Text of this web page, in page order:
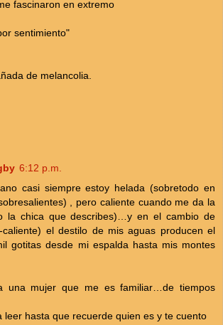
fascinaron en extremo
sentimiento"
de melancolia.
6:12 p.m.
casi siempre estoy helada (sobretodo en
, pero caliente cuando me da la
la chica que describes)…y en el cambio de
caliente) el destilo de mis aguas producen el
gotitas desde mi espalda hasta mis montes
una mujer que me es familiar…de tiempos
leer hasta que recuerde quien es y te cuento